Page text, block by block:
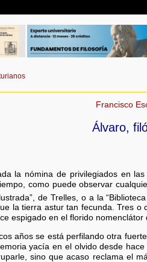
Francisco
Álvaro,
la nómina de privilegiados en
como puede observar
de Trelles, o a la
la tierra astur tan fecunda. Tres
espigado en el florido nomenclátor
años se está perfilando otra
yacía en el olvido desde
sino que acaso reclama el